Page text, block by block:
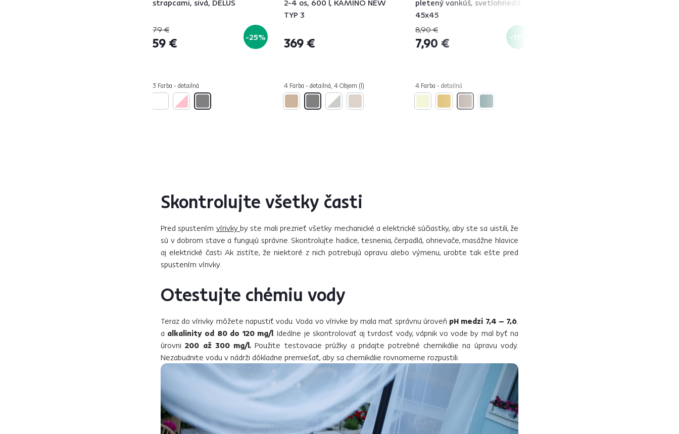
strapcami, sivá, DELUS
79 €
59 € -25%
3 Farba - detailná
2-4 os, 600 l, KAMINO NEW
TYP 3
369 €
4 Farba - detailná, 4 Objem (l)
pletený vankúš, svetlohnedá,
45x45
8,90 €
7,90 € -11%
4 Farba - detailná
Skontrolujte všetky časti
Pred spustením vírivky by ste mali prezrieť všetky mechanické a elektrické súčiastky, aby ste sa uistili, že
sú v dobrom stave a fungujú správne. Skontrolujte hadice, tesnenia, čerpadlá, ohrievače, masážne hlavice
aj elektrické časti Ak zistíte, že niektoré z nich potrebujú opravu alebo výmenu, urobte tak ešte pred
spustením vírivky.
Otestujte chémiu vody
Teraz do vírivky môžete napustiť vodu. Voda vo vírivke by mala mať správnu úroveň pH medzi 7,4 – 7,6
a alkalinity od 80 do 120 mg/l . Ideálne je skontrolovať aj tvrdosť vody, vápnik vo vode by mal byť na
úrovni200 až 300 mg/l. Použite testovacie prúžky a pridajte potrebné chemikálie na úpravu vody.
Nezabudnite vodu v nádrži dôkladne premiešať, aby sa chemikálie rovnomerne rozpustili.